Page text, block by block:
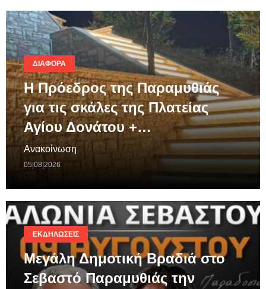
ΔΙΆΦΟΡΑ
Η Πρόεδρος της Παραμυθιάς
για τις σκάλες της Πλατείας
Αγίου Δονάτου +…
Ανακοίνωση
05|08|2026
ΕΚΔΗΛΏΣΕΙΣ
Μεγάλη Δημοτική Βραδιά στο
Σεβαστό Παραμυθιάς την